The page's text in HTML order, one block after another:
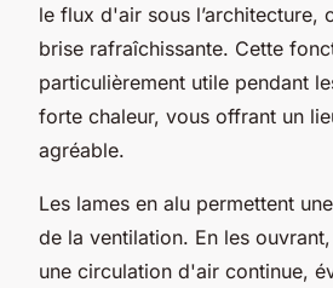
le flux d'air sous l’architecture,
brise rafraîchissante. Cette
particulièrement utile pendant
forte chaleur, vous offrant un
agréable.
Les lames en alu permettent
de la ventilation. En les
une circulation d'air continue,